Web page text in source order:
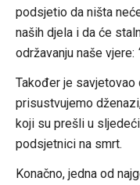
podsjetio da ništa
naših djela i da će
održavanju naše vjere:
Također je
prisustvujemo
koji su prešli u
podsjetnici na smrt.
Konačno, jedna od